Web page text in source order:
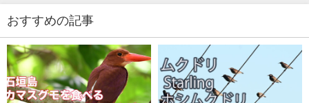
おすすめの記事